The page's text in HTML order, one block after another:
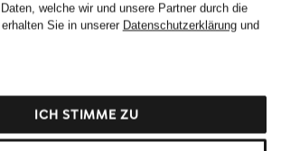
welche wir und unsere Partner durch die
Sie in unserer Datenschutzerklärungund
ICH STIMME ZU